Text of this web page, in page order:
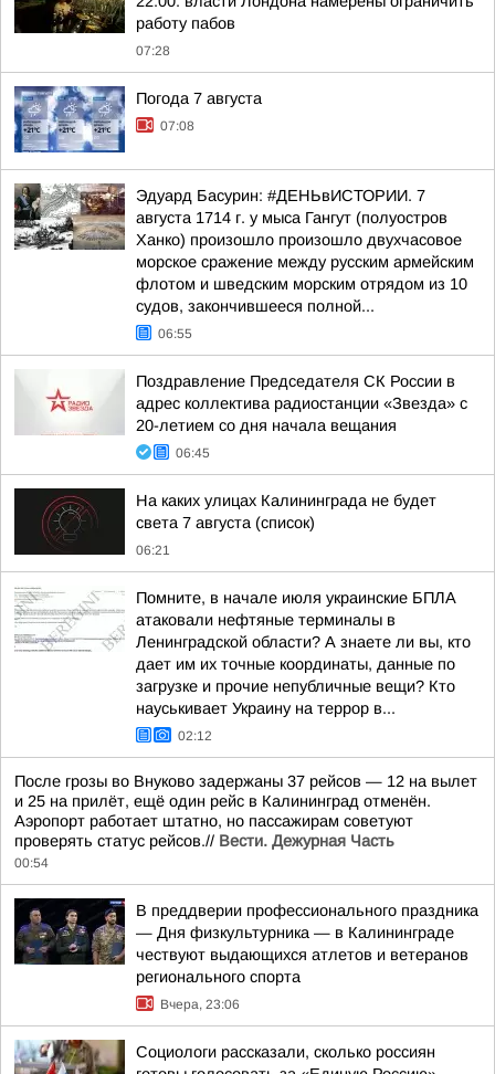
работу пабов
07:28
Погода 7 августа
07:08
Эдуард Басурин: #ДЕНЬвИСТОРИИ. 7
августа 1714 г. у мыса Гангут (полуостров
Ханко) произошло произошло двухчасовое
морское сражение между русским армейским
флотом и шведским морским отрядом из 10
судов, закончившееся полной...
06:55
Поздравление Председателя СК России в
адрес коллектива радиостанции «Звезда» с
20-летием со дня начала вещания
06:45
На каких улицах Калининграда не будет
света 7 августа (список)
06:21
Помните, в начале июля украинские БПЛА
атаковали нефтяные терминалы в
Ленинградской области? А знаете ли вы, кто
дает им их точные координаты, данные по
загрузке и прочие непубличные вещи? Кто
науськивает Украину на террор в...
02:12
После грозы во Внуково задержаны 37 рейсов — 12 на вылет
и 25 на прилёт, ещё один рейс в Калининград отменён.
Аэропорт работает штатно, но пассажирам советуют
проверять статус рейсов.// Вести. Дежурная Часть
00:54
В преддверии профессионального праздника
— Дня физкультурника — в Калининграде
чествуют выдающихся атлетов и ветеранов
регионального спорта
Вчера, 23:06
Социологи рассказали, сколько россиян